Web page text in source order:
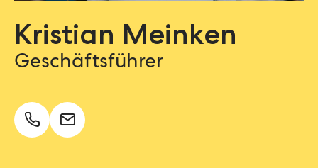
Kristian Meinken
Geschäftsführer